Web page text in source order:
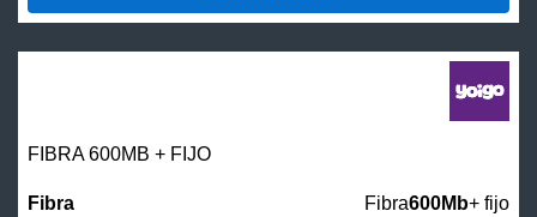
FIBRA 600MB + FIJO
Fibra600Mb+ fijo